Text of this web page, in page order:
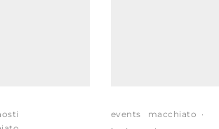
events macchiato ·